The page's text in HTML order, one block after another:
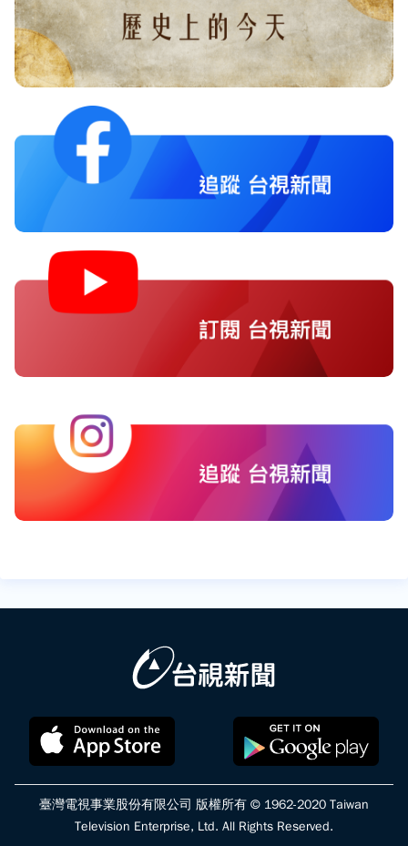
臺灣電視事業股份有限公司 版權所有 © 1962-2020 Taiwan
Television Enterprise, Ltd. All Rights Reserved.